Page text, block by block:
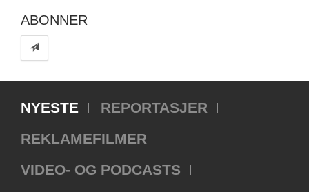
ABONNER
NYESTE
REPORTASJER
REKLAMEFILMER
VIDEO- OG PODCASTS